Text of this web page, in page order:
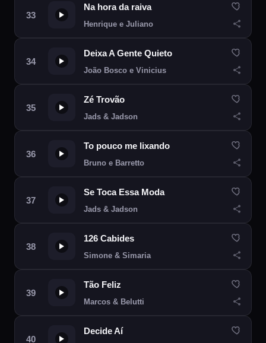
Na hora da raiva
Henrique e Juliano
Deixa A Gente Quieto
João Bosco e Vinicius
Zé Trovão
Jads & Jadson
To pouco me lixando
Bruno e Barretto
Se Toca Essa Moda
Jads & Jadson
126 Cabides
Simone & Simaria
Tão Feliz
Marcos & Belutti
Decide Aí